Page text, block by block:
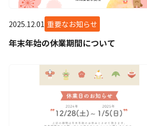
2025.12.01 重要なお知らせ
年末年始の休業期間について